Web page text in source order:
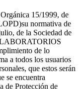
15/1999, de
normativa de
de la Sociedad de
de lo
a todos los usuarios
que estos serán
se encuentra
de Protección de